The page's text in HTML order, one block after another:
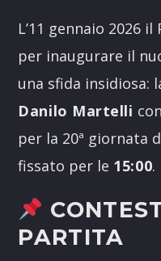
L’11 gennaio 2026
per inaugurare il
una sfida insidiosa:
Danilo Martelli
per la 20ª giornata
fissato per le 15:00.
PARTITA